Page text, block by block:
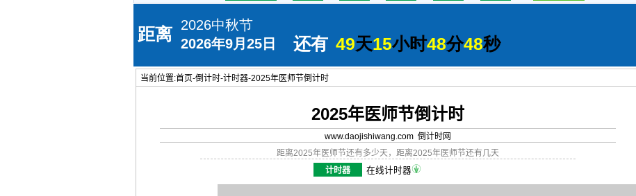
当前位置:首页-倒计时-计时器-2025年医师节倒计时
2025年医师节倒计时
www.daojishiwang.com 倒计时网
距离2025年医师节还有多少天，距离2025年医师节还有几天
计时器
在线计时器